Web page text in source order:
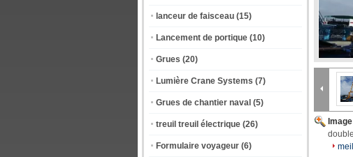
lanceur de faisceau (15)
Lancement de portique (10)
Grues (20)
Lumière Crane Systems (7)
Grues de chantier naval (5)
treuil treuil électrique (26)
Formulaire voyageur (6)